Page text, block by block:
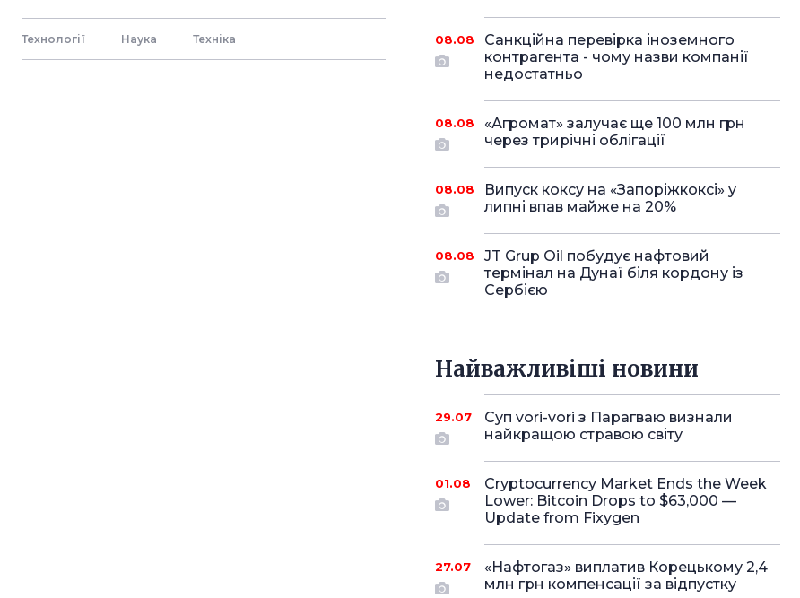
Технології Наука Технiка 08.08
Санкційна перевірка іноземного
контрагента - чому назви компанії
недостатньо
08.08
«Агромат» залучає ще 100 млн грн
через трирічні облігації
08.08
Випуск коксу на «Запоріжкоксі» у
липні впав майже на 20%
08.08
JT Grup Oil побудує нафтовий
термінал на Дунаї біля кордону із
Сербією
Найважливіші новини
29.07
Суп vori-vori з Парагваю визнали
найкращою стравою світу
01.08
Cryptocurrency Market Ends the Week
Lower: Bitcoin Drops to $63,000 —
Update from Fixygen
27.07
«Нафтогаз» виплатив Корецькому 2,4
млн грн компенсації за відпустку